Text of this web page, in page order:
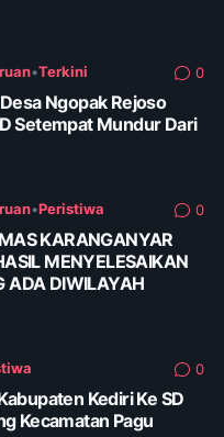
•Terkini 0
Ngopak Rejoso
Setempat Mundur Dari
•Peristiwa 0
KARANGANYAR
MENYELESAIKAN
ADA DIWILAYAH
0
Kediri Ke SD
Kecamatan Pagu